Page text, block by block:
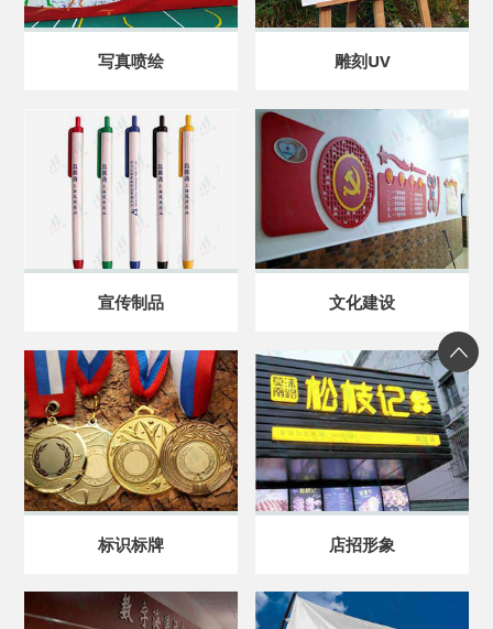
写真喷绘 雕刻UV
宣传制品 文化建设
标识标牌 店招形象